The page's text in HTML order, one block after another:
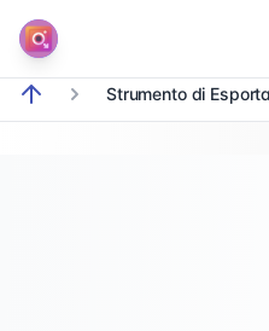
breadcrumb.home
Strumento di